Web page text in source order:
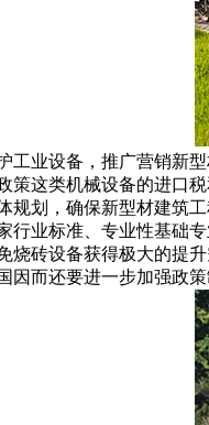
工业设备，推广营销新
策这类机械设备的进口
规划，确保新型材建筑
业标准、专业性基础专
烧砖设备获得极大的提
因而还要进一步加强政